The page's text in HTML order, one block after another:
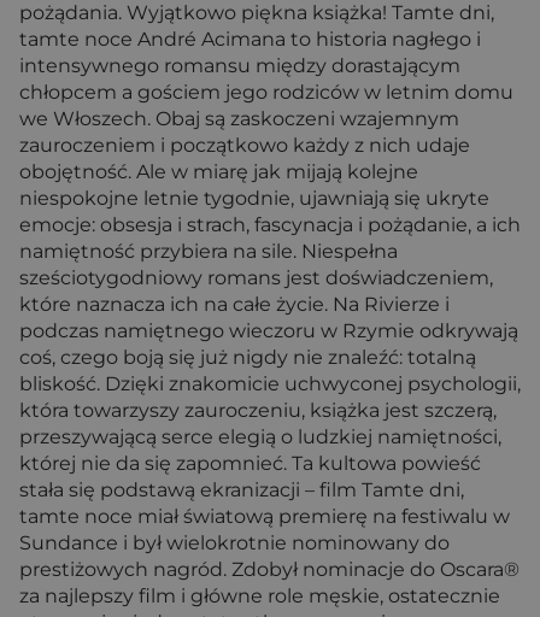
pożądania. Wyjątkowo piękna książka! Tamte dni,
tamte noce André Acimana to historia nagłego i
intensywnego romansu między dorastającym
chłopcem a gościem jego rodziców w letnim domu
we Włoszech. Obaj są zaskoczeni wzajemnym
zauroczeniem i początkowo każdy z nich udaje
obojętność. Ale w miarę jak mijają kolejne
niespokojne letnie tygodnie, ujawniają się ukryte
emocje: obsesja i strach, fascynacja i pożądanie, a ich
namiętność przybiera na sile. Niespełna
sześciotygodniowy romans jest doświadczeniem,
które naznacza ich na całe życie. Na Rivierze i
podczas namiętnego wieczoru w Rzymie odkrywają
coś, czego boją się już nigdy nie znaleźć: totalną
bliskość. Dzięki znakomicie uchwyconej psychologii,
która towarzyszy zauroczeniu, książka jest szczerą,
przeszywającą serce elegią o ludzkiej namiętności,
której nie da się zapomnieć. Ta kultowa powieść
stała się podstawą ekranizacji – film Tamte dni,
tamte noce miał światową premierę na festiwalu w
Sundance i był wielokrotnie nominowany do
prestiżowych nagród. Zdobył nominacje do Oscara®
za najlepszy film i główne role męskie, ostatecznie